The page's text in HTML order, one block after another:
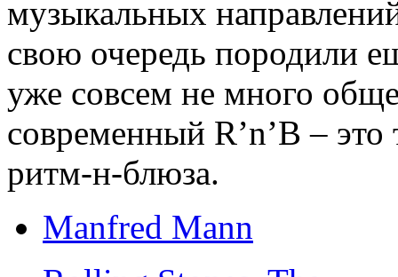
музыкальных
свою очередь породили
уже совсем не много
современный R’n’B –
ритм-н-блюза.
Manfred Mann